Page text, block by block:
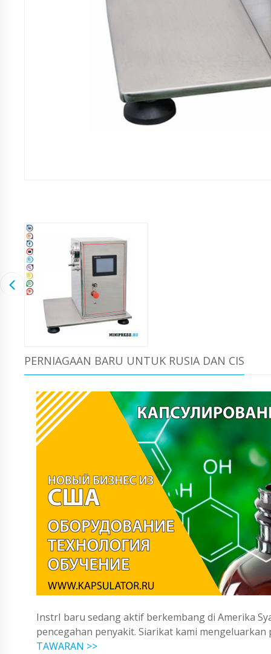
PERNIAGAAN BARU UNTUK RUSIA DAN CIS
InstrI baru sedang aktif berkembang di Amerika
pencegahan penyakit. Siarikat kami
TAWARAN >>